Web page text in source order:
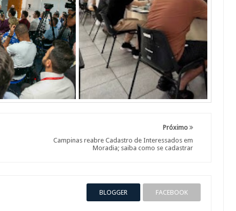
Próximo
Campinas reabre Cadastro de Interessados em
Moradia; saiba como se cadastrar
BLOGGER FACEBOOK